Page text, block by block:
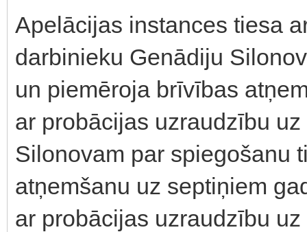
Apelācijas instances tiesa
darbinieku Genādiju
un piemēroja brīvības
ar probācijas uzraudzību
Silonovam par spiegošanu
atņemšanu uz septiņiem
ar probācijas uzraudzību